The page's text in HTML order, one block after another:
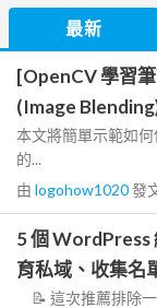
最新
[OpenCV 學習
(Image
本文將簡單示範如
的...
由 logohow1020發
5 個 WordPress
育私域、收集名
📝 這次推薦排除